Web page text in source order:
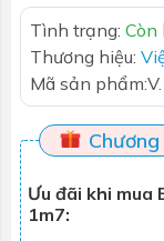
Tình trạng: Còn
Thương hiệu:
Mã sản phẩm:
Ưu đãi khi mua
1m7: